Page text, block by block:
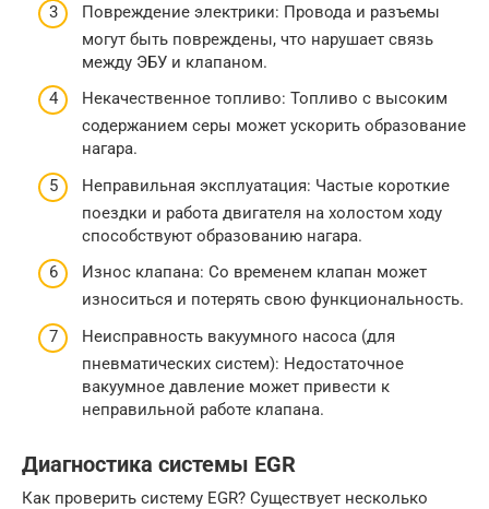
Повреждение электрики: Провода и разъемы
могут быть повреждены, что нарушает связь
между ЭБУ и клапаном.
Некачественное топливо: Топливо с высоким
содержанием серы может ускорить образование
нагара.
Неправильная эксплуатация: Частые короткие
поездки и работа двигателя на холостом ходу
способствуют образованию нагара.
Износ клапана: Со временем клапан может
износиться и потерять свою функциональность.
Неисправность вакуумного насоса (для
пневматических систем): Недостаточное
вакуумное давление может привести к
неправильной работе клапана.
Диагностика системы EGR
Как проверить систему EGR? Существует несколько